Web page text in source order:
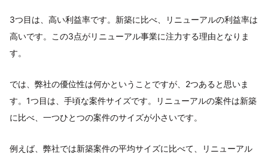
3つ目は、高い利益率です。新築に比べ、リニューアルの利益率は
高いです。この3点がリニューアル事業に注力する理由となりま
す。
では、弊社の優位性は何かということですが、2つあると思いま
す。1つ目は、手頃な案件サイズです。リニューアルの案件は新築
に比べ、一つひとつの案件のサイズが小さいです。
例えば、弊社では新築案件の平均サイズに比べて、リニューアル